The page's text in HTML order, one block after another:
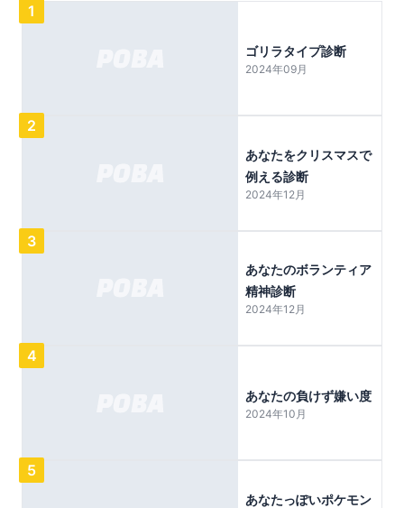
1
ゴリラタイプ診断
2024年09月
2
あなたをクリスマスで
例える診断
2024年12月
3
あなたのボランティア
精神診断
2024年12月
4
あなたの負けず嫌い度
2024年10月
5
あなたっぽいポケモン